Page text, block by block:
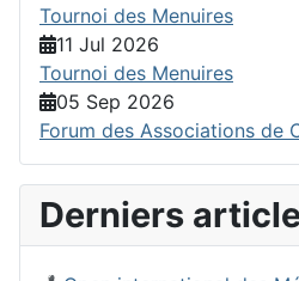
Tournoi des Menuires
11 Jul 2026
Tournoi des Menuires
05 Sep 2026
Forum des Associations de
Derniers